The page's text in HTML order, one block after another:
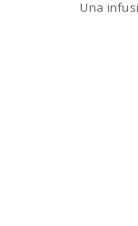
Una